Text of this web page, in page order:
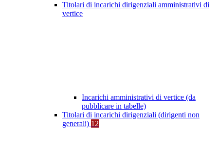
Titolari di incarichi dirigenziali amministrativi di
vertice
Incarichi amministrativi di vertice (da
pubblicare in tabelle)
Titolari di incarichi dirigenziali (dirigenti non
generali) 12